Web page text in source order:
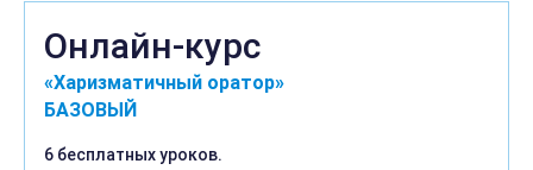
Онлайн-курс
«Харизматичный оратор»
БАЗОВЫЙ
6 бесплатных уроков.